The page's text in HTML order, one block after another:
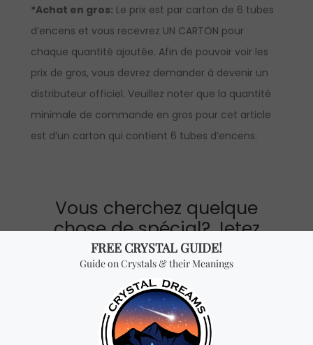
*Achat en gros: Le prix est par carton de 6 tubes
d’encens et vous recevrez UN CARTON pour
chaque quantité ajoutée. Afin de pouvoir voir les
prix de gros, vous devrez demander à devenir un
distributeur officiel. Veuillez noter que la quantité
minimale de commande en gros pour cet article
est d’un carton qui contient 6 tubes d’encens.
Vous cherchez quelque
chose de spécial? Jetez
un coup d'œil à nos
produits les plus
vendus!